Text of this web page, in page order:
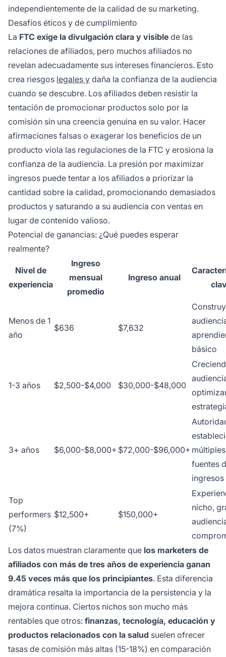
independientemente de la calidad de su marketing.
Desafíos éticos y de cumplimiento
La FTC exige la divulgación clara y visible de las
relaciones de afiliados, pero muchos afiliados no
revelan adecuadamente sus intereses financieros. Esto
crea riesgos legales y daña la confianza de la audiencia
cuando se descubre. Los afiliados deben resistir la
tentación de promocionar productos solo por la
comisión sin una creencia genuina en su valor. Hacer
afirmaciones falsas o exagerar los beneficios de un
producto viola las regulaciones de la FTC y erosiona la
confianza de la audiencia. La presión por maximizar
ingresos puede tentar a los afiliados a priorizar la
cantidad sobre la calidad, promocionando demasiados
productos y saturando a su audiencia con ventas en
lugar de contenido valioso.
Potencial de ganancias: ¿Qué puedes esperar
realmente?
Nivel de
experiencia
Ingreso
mensual
promedio
Ingreso anual
Menos de 1
año
$636 $7,632
básico
1-3 años $2,500-$4,000 $30,000-$48,000
3+ años $6,000-$8,000+ $72,000-$96,000+ múltiples
fuentes
ingresos
Top
performers
(7%)
$12,500+ $150,000+
nicho,
Los datos muestran claramente que los marketers de
afiliados con más de tres años de experiencia ganan
9.45 veces más que los principiantes. Esta diferencia
dramática resalta la importancia de la persistencia y la
mejora continua. Ciertos nichos son mucho más
rentables que otros: finanzas, tecnología, educación y
productos relacionados con la salud suelen ofrecer
tasas de comisión más altas (15-18%) en comparación